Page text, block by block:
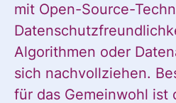
mit Open-Source-
Algorithmen oder
sich nachvollziehen.
für das Gemeinwohl ist